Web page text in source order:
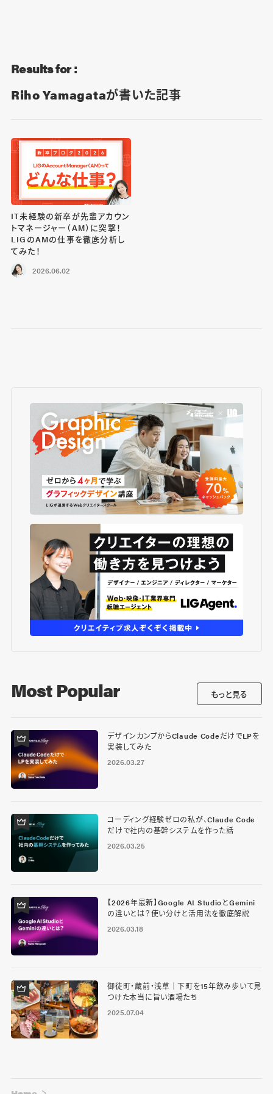
Results for :
Riho Yamagataが書いた記事
IT未経験の新卒が先輩アカウン
トマネージャー（AM）に突撃！
LIGのAMの仕事を徹底分析し
てみた！
2026.06.02
Most Popular もっと見る
デザインカンプからClaude CodeだけでLPを
実装してみた
2026.03.27
コーディング経験ゼロの私が、Claude Code
だけで社内の基幹システムを作った話
2026.03.25
【2026年最新】Google AI StudioとGemini
の違いとは？使い分けと活用法を徹底解説
2026.03.18
御徒町・蔵前・浅草｜下町を15年飲み歩いて見
つけた本当に旨い酒場たち
2025.07.04